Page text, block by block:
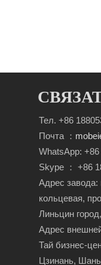
Тел. +86
Почта ：
WhatsApp:
Skype ： +86
Адрес
кольцевая,
Линьцин
Адрес
Тай бизнес-
Цзинань,